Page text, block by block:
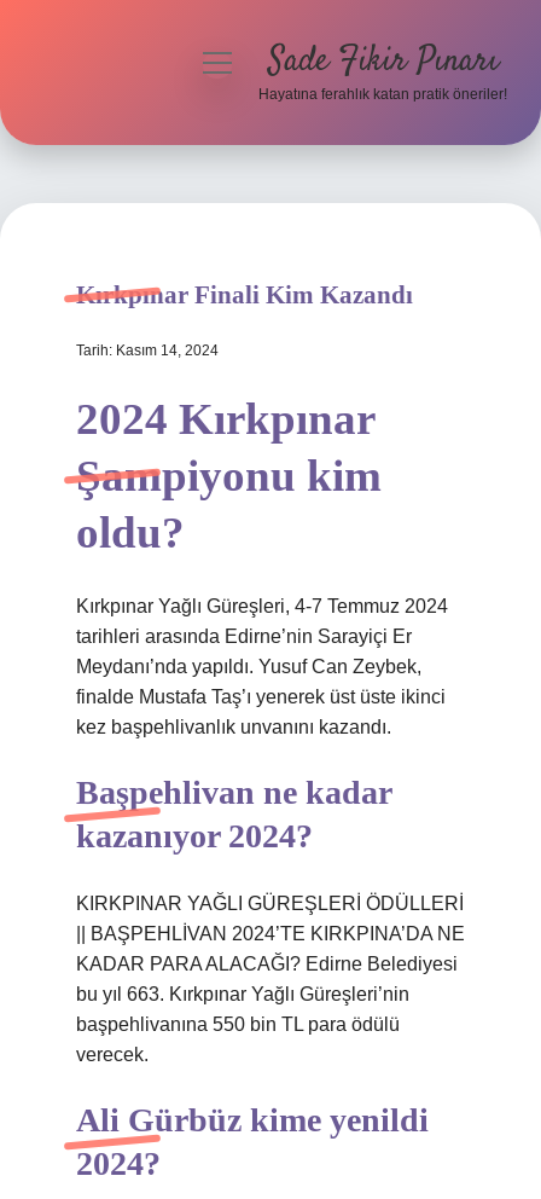
Hakkımızda
menüyüSade Fikir Pınarı
Hayatına ferahlık katan pratik öneriler!
Kırkpınar Finali Kim Kazandı
Tarih: Kasım 14, 2024
2024 Kırkpınar
Şampiyonu kim
oldu?
Kırkpınar Yağlı Güreşleri, 4-7 Temmuz 2024
tarihleri ​​arasında Edirne’nin Sarayiçi Er
Meydanı’nda yapıldı. Yusuf Can Zeybek,
finalde Mustafa Taş’ı yenerek üst üste ikinci
kez başpehlivanlık unvanını kazandı.
Başpehlivan ne kadar
kazanıyor 2024?
KIRKPINAR YAĞLI GÜREŞLERİ ÖDÜLLERİ
|| BAŞPEHLİVAN 2024’TE KIRKPINA’DA NE
KADAR PARA ALACAĞI? Edirne Belediyesi
bu yıl 663. Kırkpınar Yağlı Güreşleri’nin
başpehlivanına 550 bin TL para ödülü
verecek.
Ali Gürbüz kime yenildi
2024?